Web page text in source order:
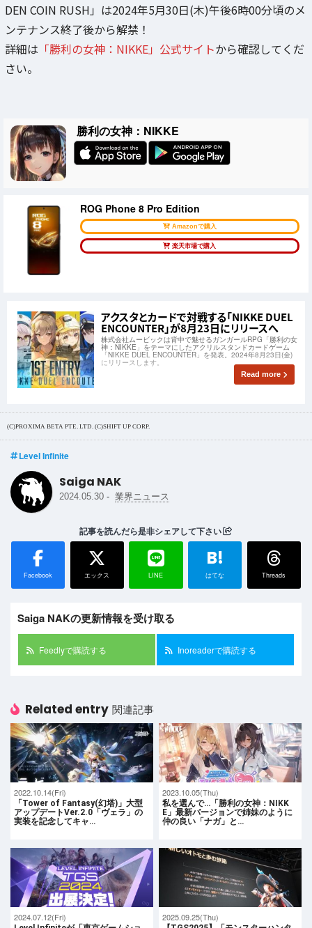
DEN COIN RUSH」は2024年5月30日(木)午後6時00分頃のメ
ンテナンス終了後から解禁！
詳細は 「勝利の女神：NIKKE」公式サイトから確認してくだ
さい。
勝利の女神：NIKKE
ROG Phone 8 Pro Edition
Amazonで購入
楽天市場で購入
アクスタとカードで対戦する「NIKKE DUEL
ENCOUNTER」が8月23日にリリースへ
株式会社ムービックは背中で魅せるガンガールRPG「勝利の女
神：NIKKE」をテーマにしたアクリルスタンドカードゲーム
「NIKKE DUEL ENCOUNTER」を発表。2024年8月23日(金)
にリリースします。
Read more
(C)PROXIMA BETA PTE. LTD. (C)SHIFT UP CORP.
Level Infinite
Saiga NAK
2024.05.30 - 業界ニュース
記事を読んだら是非シェアして下さい
Facebook エックス LINE
B!
はてな Threads
Saiga NAKの更新情報を受け取る
Feedlyで購読する Inoreaderで購読する
Related entry 関連記事
2022.10.14(Fri)
「Tower of Fantasy(幻塔)」大型
アップデートVer.2.0「ヴェラ」の
実装を記念してキャ…
2023.10.05(Thu)
私を選んで…「勝利の女神：NIKK
E」最新バージョンで姉妹のように
仲の良い「ナガ」と…
2024.07.12(Fri) 2025.09.25(Thu)